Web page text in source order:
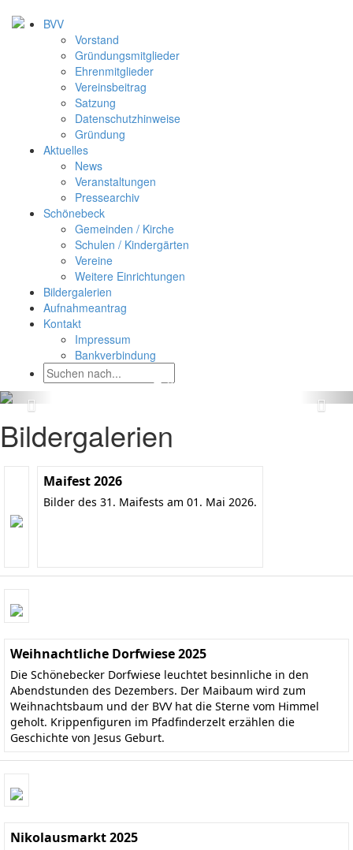
BVV
Vorstand
Gründungsmitglieder
Ehrenmitglieder
Vereinsbeitrag
Satzung
Datenschutzhinweise
Gründung
Aktuelles
News
Veranstaltungen
Pressearchiv
Schönebeck
Gemeinden / Kirche
Schulen / Kindergärten
Vereine
Weitere Einrichtungen
Bildergalerien
Aufnahmeantrag
Kontakt
Impressum
Bankverbindung
Bildergalerien
Maifest 2026
Bilder des 31. Maifests am 01. Mai 2026.
Weihnachtliche Dorfwiese 2025
Die Schönebecker Dorfwiese leuchtet besinnliche in den
Abendstunden des Dezembers. Der Maibaum wird zum
Weihnachtsbaum und der BVV hat die Sterne vom Himmel
geholt. Krippenfiguren im Pfadfinderzelt erzählen die
Geschichte von Jesus Geburt.
Nikolausmarkt 2025